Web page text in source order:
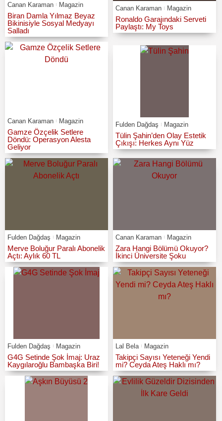
Canan Karaman Magazin
Biran Damla Yılmaz Beyaz
Bikinisiyle Sosyal Medyayı
Salladı
Canan Karaman Magazin
Ronaldo Garajındaki Serveti
Paylaştı: My Toys
Canan Karaman Magazin
Gamze Özçelik Setlere
Döndü: Operasyon Alesta
Geliyor
Fulden Dağdaş Magazin
Tülin Şahin’den Olay Estetik
Çıkışı: Herkes Aynı Yüz
Fulden Dağdaş Magazin
Merve Boluğur Paralı Abonelik
Açtı: Aylık 60 TL
Canan Karaman Magazin
Zara Hangi Bölümü Okuyor?
İkinci Üniversite Şoku
Fulden Dağdaş Magazin
G4G Setinde Şok İmaj: Uraz
Kaygılaroğlu Bambaşka Biri!
Lal Bela Magazin
Takipçi Sayısı Yeteneği Yendi
mi? Ceyda Ateş Haklı mı?